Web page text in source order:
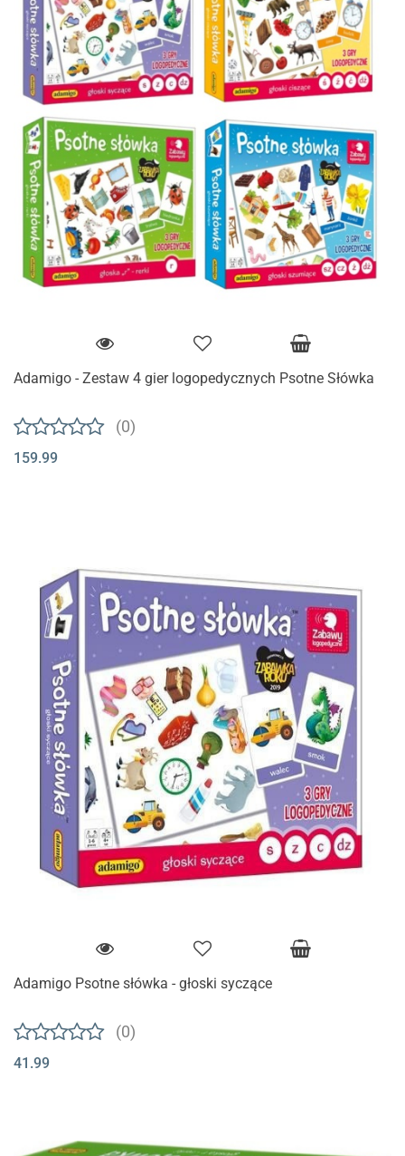
Adamigo - Zestaw 4 gier logopedycznych Psotne Słówka
(0)
159.99
Adamigo Psotne słówka - głoski syczące
(0)
41.99